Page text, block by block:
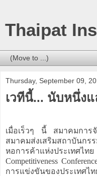
Thaipat
Thursday, September 09,
เวทีนี้... นับหนึ่งแ
เมื่อเร็วๆ นี้ สมาคมการ
สมาคมส่งเสริมสถาบันก
หอการค้าแห่งประเทศ
Competitiveness
การแข่งขันของประเทศ